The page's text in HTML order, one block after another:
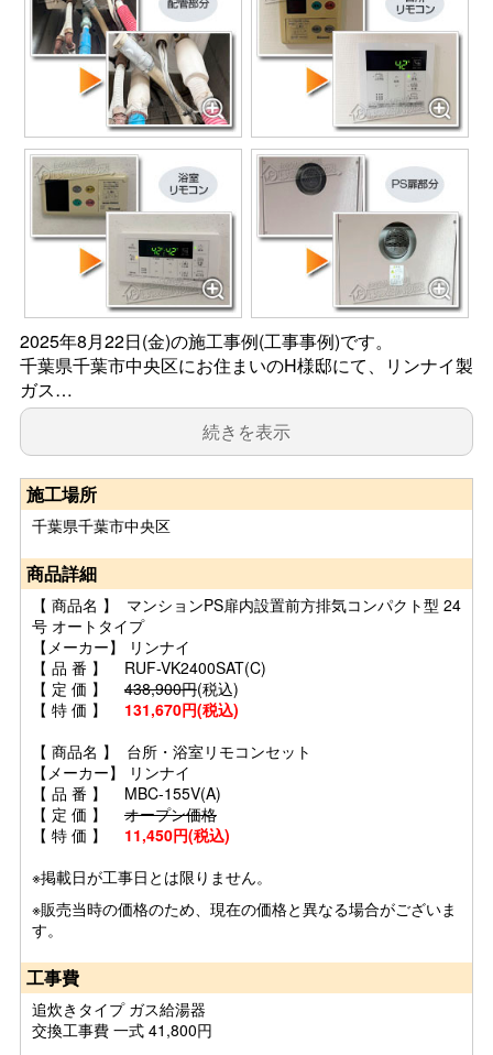
2025年8月22日(金)の施工事例(工事事例)です。
千葉県千葉市中央区にお住まいのH様邸にて、リンナイ製
ガス…
続きを表示
施工場所
千葉県千葉市中央区
商品詳細
【 商品名 】 マンションPS扉内設置前方排気コンパクト型 24
号 オートタイプ
【メーカー】 リンナイ
【 品 番 】 RUF-VK2400SAT(C)
【 定 価 】 438,900円(税込)
【 特 価 】 131,670円(税込)
【 商品名 】 台所・浴室リモコンセット
【メーカー】 リンナイ
【 品 番 】 MBC-155V(A)
【 定 価 】 オープン価格
【 特 価 】 11,450円(税込)
※掲載日が工事日とは限りません。
※販売当時の価格のため、現在の価格と異なる場合がございま
す。
工事費
追炊きタイプ ガス給湯器
交換工事費 一式 41,800円